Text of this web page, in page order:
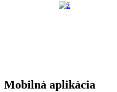
Mobilná aplikácia